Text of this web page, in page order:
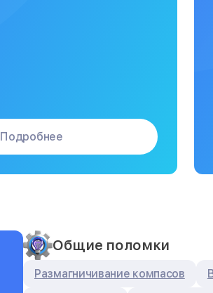
Подробнее
Общие поломки
Размагничивание компасов